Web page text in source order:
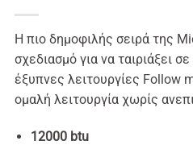
Η πιο δημοφιλής σειρά της
σχεδιασμό για να ταιριάξει
έξυπνες λειτουργίες Follow
ομαλή λειτουργία χωρίς
12000 btu